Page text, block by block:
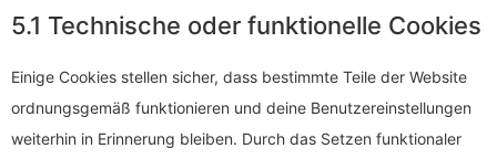
5.1 Technische oder funktionelle Cookies
Einige Cookies stellen sicher, dass bestimmte Teile der Website
ordnungsgemäß funktionieren und deine Benutzereinstellungen
weiterhin in Erinnerung bleiben. Durch das Setzen funktionaler